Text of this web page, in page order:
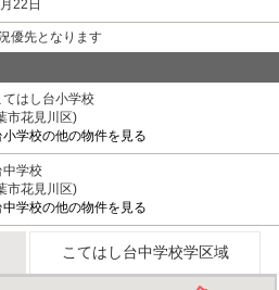
22日
優先となります
はし台小学校
市花見川区)
小学校の他の物件を見る
中学校
市花見川区)
中学校の他の物件を見る
こてはし台中学校学区域